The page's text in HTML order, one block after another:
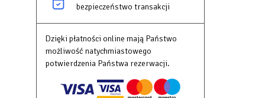
bezpieczeństwo transakcji
Dzięki płatności online mają Państwo
możliwość natychmiastowego
potwierdzenia Państwa rezerwacji.